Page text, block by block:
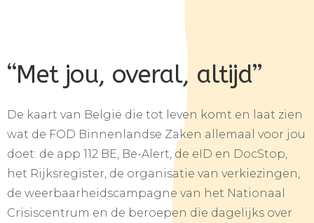
“Met jou, overal, altijd”
De kaart van België die tot leven komt en laat zien
wat de FOD Binnenlandse Zaken allemaal voor jou
doet: de app 112 BE, Be-Alert, de eID en DocStop,
het Rijksregister, de organisatie van verkiezingen,
de weerbaarheidscampagne van het Nationaal
Crisiscentrum en de beroepen die dagelijks over